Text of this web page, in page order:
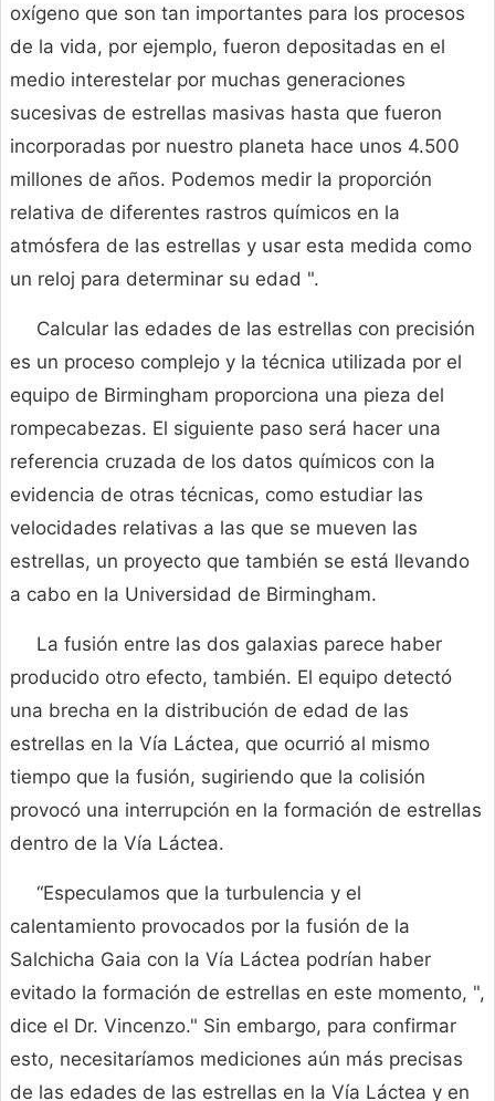
oxígeno que son tan importantes para los procesos
de la vida, por ejemplo, fueron depositadas en el
medio interestelar por muchas generaciones
sucesivas de estrellas masivas hasta que fueron
incorporadas por nuestro planeta hace unos 4.500
millones de años. Podemos medir la proporción
relativa de diferentes rastros químicos en la
atmósfera de las estrellas y usar esta medida como
un reloj para determinar su edad ".
Calcular las edades de las estrellas con precisión
es un proceso complejo y la técnica utilizada por el
equipo de Birmingham proporciona una pieza del
rompecabezas. El siguiente paso será hacer una
referencia cruzada de los datos químicos con la
evidencia de otras técnicas, como estudiar las
velocidades relativas a las que se mueven las
estrellas, un proyecto que también se está llevando
a cabo en la Universidad de Birmingham.
La fusión entre las dos galaxias parece haber
producido otro efecto, también. El equipo detectó
una brecha en la distribución de edad de las
estrellas en la Vía Láctea, que ocurrió al mismo
tiempo que la fusión, sugiriendo que la colisión
provocó una interrupción en la formación de estrellas
dentro de la Vía Láctea.
“Especulamos que la turbulencia y el
calentamiento provocados por la fusión de la
Salchicha Gaia con la Vía Láctea podrían haber
evitado la formación de estrellas en este momento, ",
dice el Dr. Vincenzo." Sin embargo, para confirmar
esto, necesitaríamos mediciones aún más precisas
de las edades de las estrellas en la Vía Láctea y en